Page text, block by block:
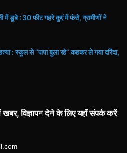
में डूबे : 30 फीट गहरे कुएं में फंसे, ग्रामीणों ने
: स्कूल से “पापा बुला रहे” कहकर ले गया दरिंदा,
विज्ञापन देने के लिए यहाँ संपर्क करें